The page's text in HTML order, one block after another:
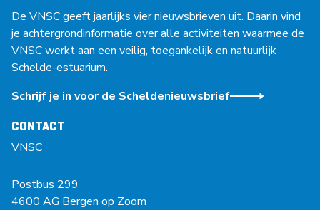
De VNSC geeft jaarlijks vier nieuwsbrieven uit. Daarin vind
je achtergrondinformatie over alle activiteiten waarmee de
VNSC werkt aan een veilig, toegankelijk en natuurlijk
Schelde-estuarium.
Schrijf je in voor de Scheldenieuwsbrief
CONTACT
VNSC
Postbus 299
4600 AG Bergen op Zoom